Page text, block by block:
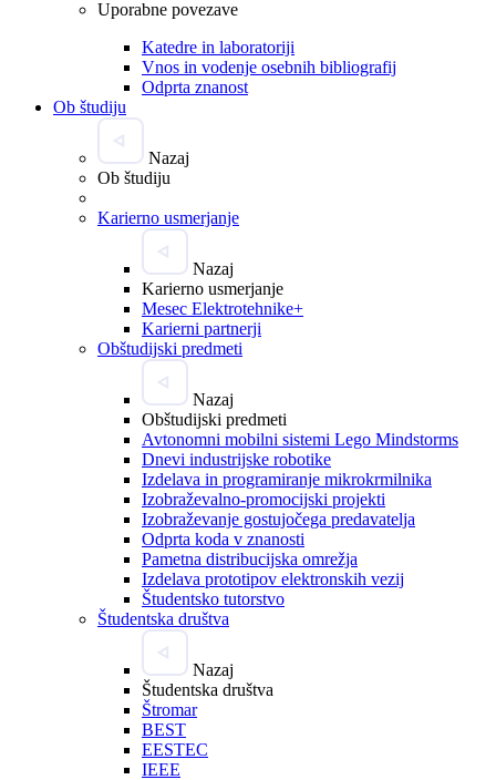
Uporabne povezave
Katedre in laboratoriji
Vnos in vodenje osebnih bibliografij
Odprta znanost
Ob študiju
Nazaj
Ob študiju
Karierno usmerjanje
Nazaj
Karierno usmerjanje
Mesec Elektrotehnike+
Karierni partnerji
Obštudijski predmeti
Nazaj
Obštudijski predmeti
Avtonomni mobilni sistemi Lego Mindstorms
Dnevi industrijske robotike
Izdelava in programiranje mikrokrmilnika
Izobraževalno-promocijski projekti
Izobraževanje gostujočega predavatelja
Odprta koda v znanosti
Pametna distribucijska omrežja
Izdelava prototipov elektronskih vezij
Študentsko tutorstvo
Študentska društva
Nazaj
Študentska društva
Štromar
BEST
EESTEC
IEEE